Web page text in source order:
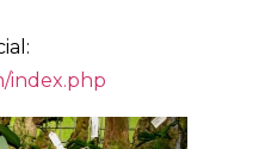
index.php